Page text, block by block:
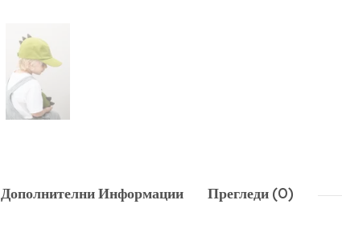
Дополнителни Информации Прегледи (0)